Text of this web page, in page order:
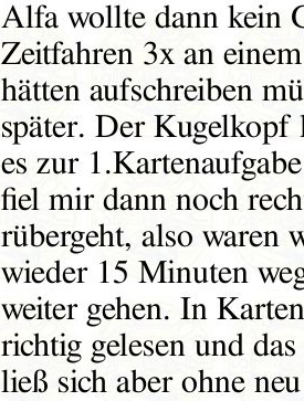
Alfa wollte dann kein
Zeitfahren 3x an
hätten aufschreiben
später. Der Kugelkopf
es zur
fiel mir dann noch
rübergeht, also waren
wieder 15 Minuten
weiter gehen. In
richtig gelesen und
ließ sich aber ohne